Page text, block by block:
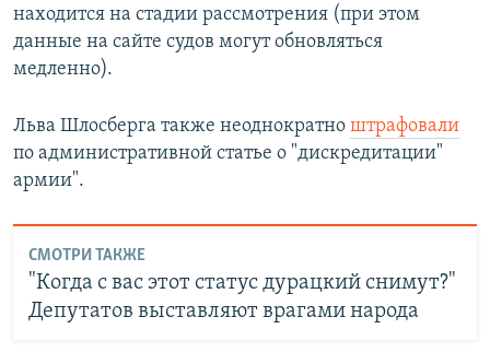
находится на стадии рассмотрения (при этом
данные на сайте судов могут обновляться
медленно).
Льва Шлосберга также неоднократно штрафовали
по административной статье о "дискредитации"
армии".
СМОТРИ ТАКЖЕ
"Когда с вас этот статус дурацкий снимут?"
Депутатов выставляют врагами народа